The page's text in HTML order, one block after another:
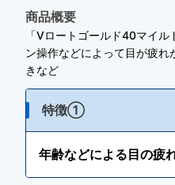
商品概要
「Vロートゴールド40マイ
ン操作などによって目が疲
きなど
特徴①
年齢などによる目の疲